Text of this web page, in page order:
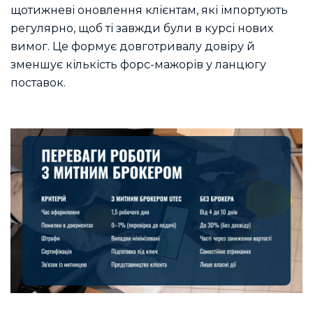
щотижневі оновлення клієнтам, які імпортують
регулярно, щоб ті завжди були в курсі нових
вимог. Це формує довготривалу довіру й
зменшує кількість форс-мажорів у ланцюгу
поставок.